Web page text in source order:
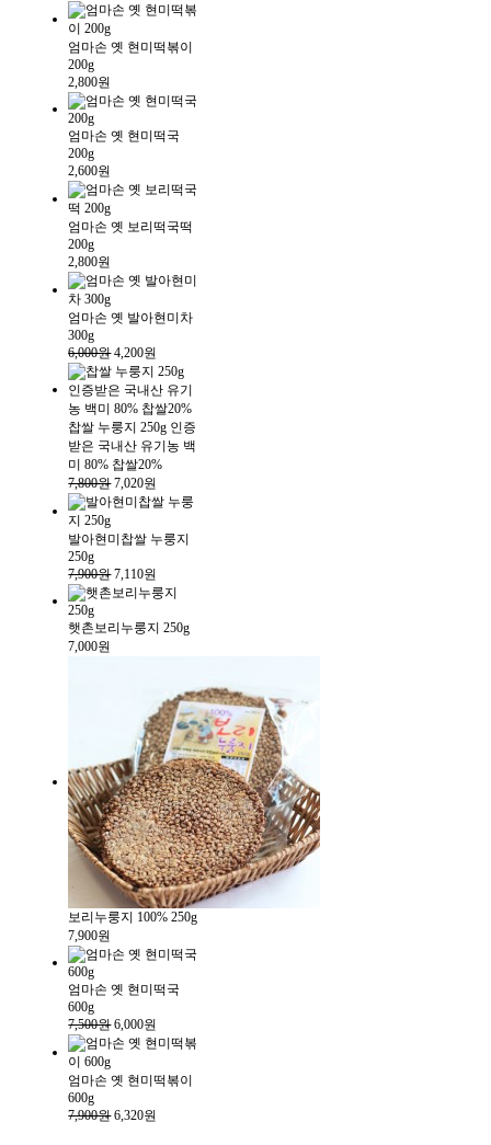
엄마손 옛 현미떡볶이
200g
2,800원
엄마손 옛 현미떡국
200g
2,600원
엄마손 옛 보리떡국떡
200g
2,800원
엄마손 옛 발아현미차
300g
6,000원4,200원
찹쌀 누룽지 250g 인증
받은 국내산 유기농 백
미 80% 찹쌀20%
7,800원7,020원
발아현미찹쌀 누룽지
250g
7,900원7,110원
햇촌보리누룽지 250g
7,000원
보리누룽지 100% 250g
7,900원
엄마손 옛 현미떡국
600g
7,500원6,000원
엄마손 옛 현미떡볶이
600g
7,900원6,320원